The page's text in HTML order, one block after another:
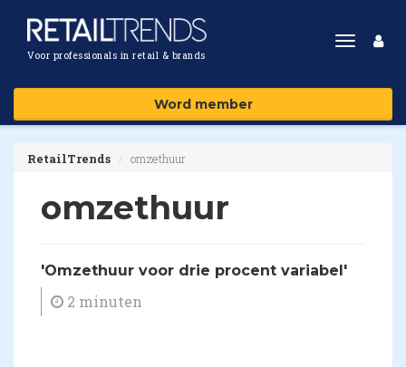
Voor professionals in retail & brands
Toggle
Word member
RetailTrends omzethuur
omzethuur
'Omzethuur voor drie procent variabel'
2 minuten